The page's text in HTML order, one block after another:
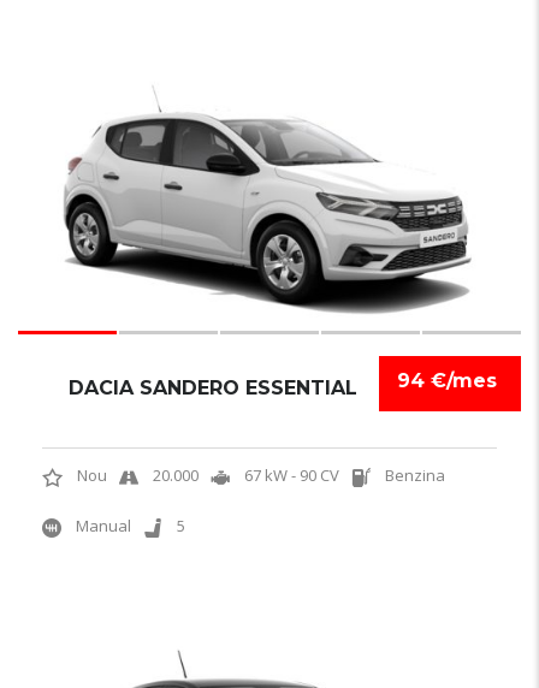
94 €/mes
DACIA SANDERO ESSENTIAL
Nou 20.000 67 kW - 90 CV Benzina
Manual 5